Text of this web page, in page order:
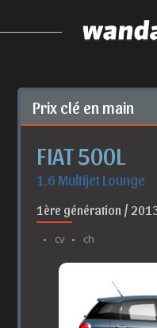
Prix clé en main
FIAT 500L
1.6 Multijet Lounge
1ère génération /
cv ch